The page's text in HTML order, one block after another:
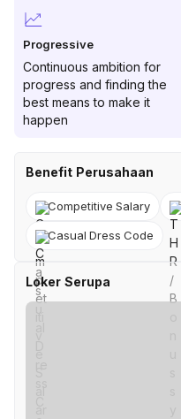
Progressive
Continuous ambition for
progress and finding the
best means to make it
happen
Benefit Perusahaan
Competitive Salary
Casual Dress Code
Loker Serupa